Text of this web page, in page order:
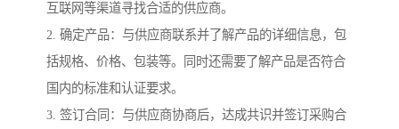
互联网等渠道寻找合适的供应商。
2. 确定产品：与供应商联系并了解产品的详细信息，包
括规格、价格、包装等。同时还需要了解产品是否符合
国内的标准和认证要求。
3. 签订合同：与供应商协商后，达成共识并签订采购合